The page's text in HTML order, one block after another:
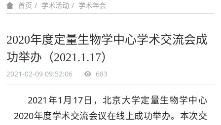
首页 学术活动 学术年会
2020年度定量生物学中心学术交流会成
功举办（2021.1.17）
2021-02-09 09:52:06 683
2021年1月17日，北京大学定量生物学中心
2020年度学术交流会议在线上成功举办。本次交